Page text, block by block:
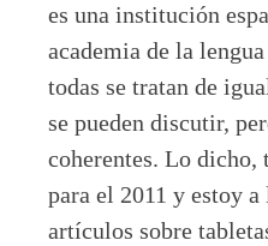
es una institución
academia de la
todas se tratan de
se pueden discutir,
coherentes. Lo dicho,
para el 2011 y estoy a
artículos sobre